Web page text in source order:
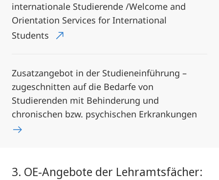
internationale Studierende /Welcome and
Orientation Services for International
Students
Zusatzangebot in der Studieneinführung –
zugeschnitten auf die Bedarfe von
Studierenden mit Behinderung und
chronischen bzw. psychischen Erkrankungen
3. OE-Angebote der Lehramtsfächer: